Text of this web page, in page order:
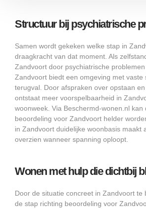
Structuur bij psychiatrische
Samen wordt gekeken welke stap in
draagkracht van dat moment. Als
Zandvoort door psychiatrische
Zandvoort biedt een omgeving met vaste
terugval. Door afspraken over opstaan
ontstaat meer voorspelbaarheid in
woonweek. Via Beschermd-wonen.nl kan
beoordeling voor Zandvoort helder
in Zandvoort duidelijke woonbasis maakt
overzien wanneer spanning oploopt.
Wonen met hulp die dichtbij
Door de situatie concreet in Zandvoort te
de stap richting beoordeling voor